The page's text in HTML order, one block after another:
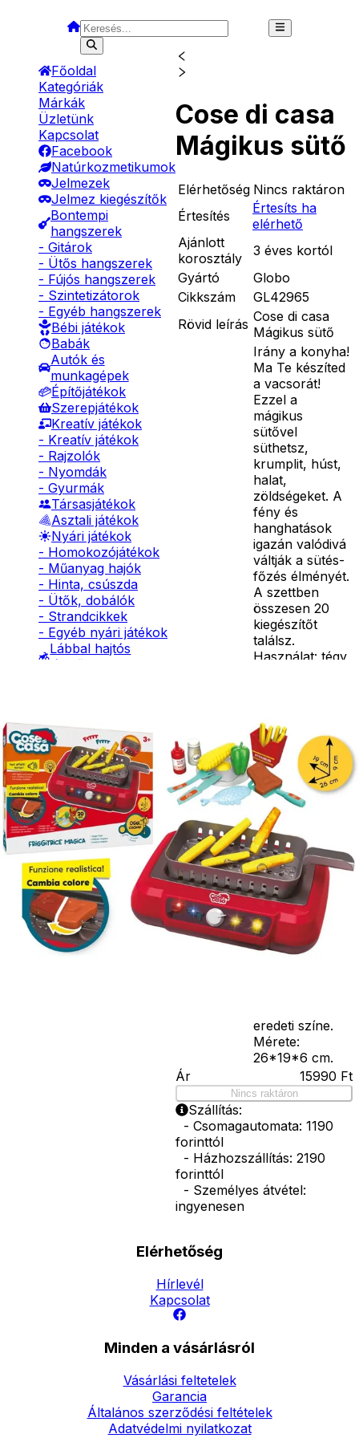
Főoldal
Kategóriák
Márkák
Üzletünk
Kapcsolat
Facebook
Natúrkozmetikumok
Jelmezek
Jelmez kiegészítők
Bontempi
hangszerek
- Gitárok
- Ütős hangszerek
- Fújós hangszerek
- Szintetizátorok
- Egyéb hangszerek
Bébi játékok
Babák
Autók és
munkagépek
Építőjátékok
Szerepjátékok
Kreatív játékok
- Kreatív játékok
- Rajzolók
- Nyomdák
- Gyurmák
Társasjátékok
Asztali játékok
Nyári játékok
- Homokozójátékok
- Műanyag hajók
- Hinta, csúszda
- Ütők, dobálók
- Strandcikkek
- Egyéb nyári játékok
Lábbal hajtós
járművek
Cose di casa
Mágikus sütő
Elérhetőség Nincs raktáron
Értesítés
Értesíts ha
elérhető
Ajánlott
korosztály
3 éves kortól
Gyártó
Globo
Cikkszám
GL42965
Rövid leírás Cose di casa
Mágikus sütő
Irány a konyha!
Ma Te készíted
a vacsorát!
Ezzel a
mágikus
sütővel
süthetsz,
krumplit, húst,
halat,
zöldségeket. A
fény és
hanghatások
igazán valódivá
váltják a sütés-
főzés élményét.
A szettben
összesen 20
kiegészítőt
találsz.
Használat: tégy
el a gombot az
óramutató
járásával
megegyező
irányba, nyomd
meg azt az
oldali gombot,
amelyen sütni
szeretnél, ha
már sistereg
helyezd rá az
ételt. Onnan
tudod, hogy
elkészült az
étel, hogy
eredeti színe.
Mérete:
26*19*6 cm.
Ár
15990 Ft
Nincs raktáron
Szállítás:
- Csomagautomata: 1190
forinttól
- Házhozszállítás: 2190
forinttól
- Személyes átvétel:
ingyenesen
Elérhetőség
Hírlevél
Kapcsolat
Minden a vásárlásról
Vásárlási feltetelek
Garancia
Általános szerződési feltételek
Adatvédelmi nyilatkozat